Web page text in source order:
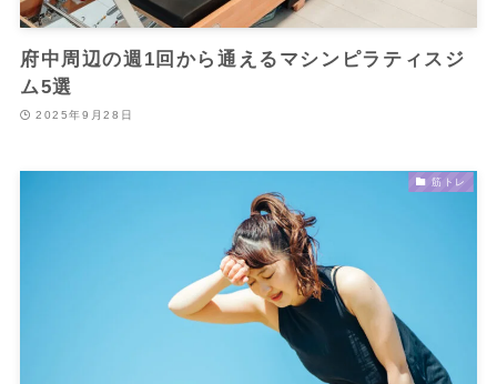
府中周辺の週1回から通えるマシンピラティスジ
ム5選
2025年9月28日
筋トレ